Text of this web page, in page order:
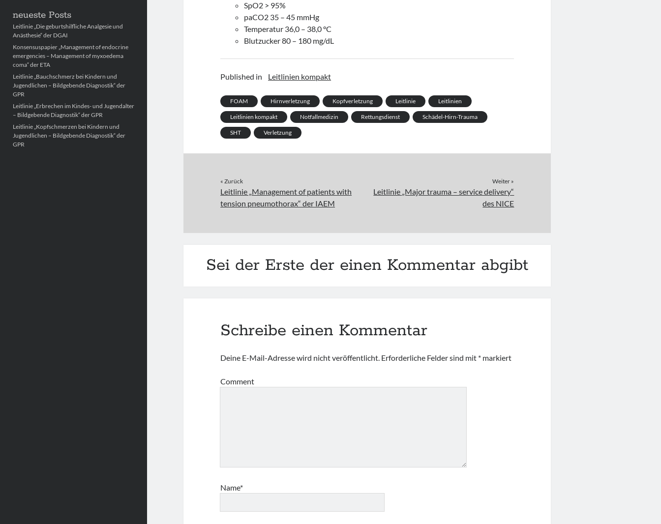
neueste Posts
Leitlinie „Die geburtshilfliche Analgesie und
Anästhesie“ der DGAI
Konsensuspapier „Management of endocrine
emergencies – Management of myxoedema
coma“ der ETA
Leitlinie „Bauchschmerz bei Kindern und
Jugendlichen – Bildgebende Diagnostik“ der
GPR
Leitlinie „Erbrechen im Kindes- und Jugendalter
– Bildgebende Diagnostik“ der GPR
Leitlinie „Kopfschmerzen bei Kindern und
Jugendlichen – Bildgebende Diagnostik“ der
GPR
SpO2 > 95%
paCO2 35 – 45 mmHg
Temperatur 36,0 – 38,0 °C
Blutzucker 80 – 180 mg/dL
Published in Leitlinien kompakt
FOAM Hirnverletzung Kopfverletzung Leitlinie Leitlinien
Leitlinien kompakt Notfallmedizin Rettungsdienst Schädel-Hirn-Trauma
SHT Verletzung
« Zurück
Leitlinie „Management of patients with
tension pneumothorax“ der IAEM
Weiter »
Leitlinie „Major trauma – service delivery“
des NICE
Sei der Erste der einen Kommentar abgibt
Schreibe einen Kommentar
Deine E-Mail-Adresse wird nicht veröffentlicht. Erforderliche Felder sind mit * markiert
Comment
Name*